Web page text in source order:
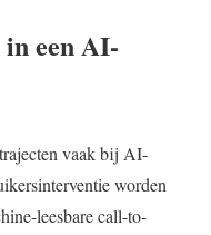
een AI-
vaak bij AI-
worden
leesbare call-to-